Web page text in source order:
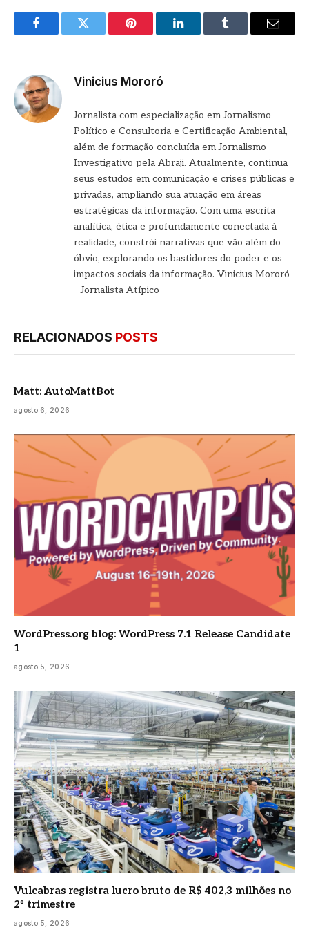
FacebookTwitter Pinterest LinkedInTumblr
E-
Vinicius Mororó
Jornalista com especialização em Jornalismo
Político e Consultoria e Certificação Ambiental,
além de formação concluída em Jornalismo
Investigativo pela Abraji. Atualmente, continua
seus estudos em comunicação e crises públicas e
privadas, ampliando sua atuação em áreas
estratégicas da informação. Com uma escrita
analítica, ética e profundamente conectada à
realidade, constrói narrativas que vão além do
óbvio, explorando os bastidores do poder e os
impactos sociais da informação. Vinicius Mororó
– Jornalista Atípico
RELACIONADOS POSTS
Matt: AutoMattBot
agosto 6, 2026
WordPress.org blog: WordPress 7.1 Release Candidate
1
agosto 5, 2026
Vulcabras registra lucro bruto de R$ 402,3 milhões no
2º trimestre
agosto 5, 2026